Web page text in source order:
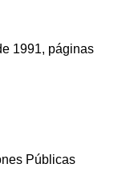
1991, páginas
Públicas